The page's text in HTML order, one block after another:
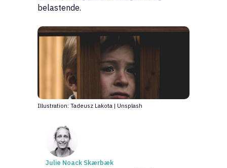
belastende.
Illustration: Tadeusz Lakota | Unsplash
Julie Noack Skærbæk